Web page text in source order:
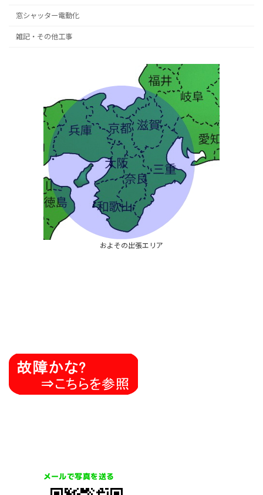
窓シャッター電動化
雑記・その他工事
およその出張エリア